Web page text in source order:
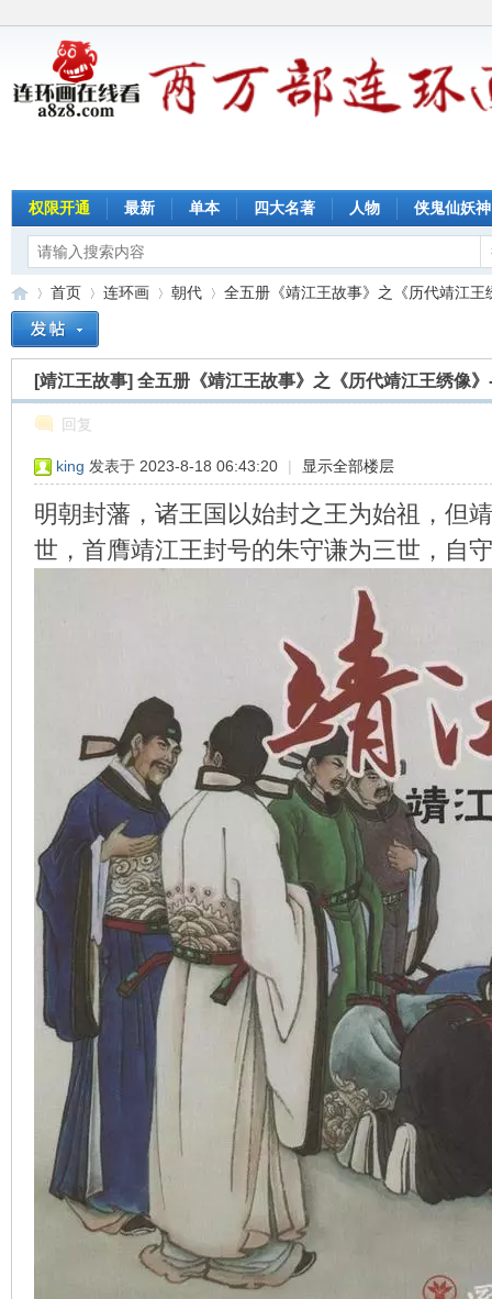
权限开通 最新 单本 四大名著 人物 侠鬼仙妖神
»
首页
›
连环画
›
朝代
›
全五册《靖江王故事》之《历代靖江王
[靖江王故事] 全五册《靖江王故事》之《历代靖江王绣像
回复
king 发表于 2023-8-18 06:43:20 | 显示全部楼层
明朝封藩，诸王国以始封之王为始祖，但
世，首膺靖江王封号的朱守谦为三世，自